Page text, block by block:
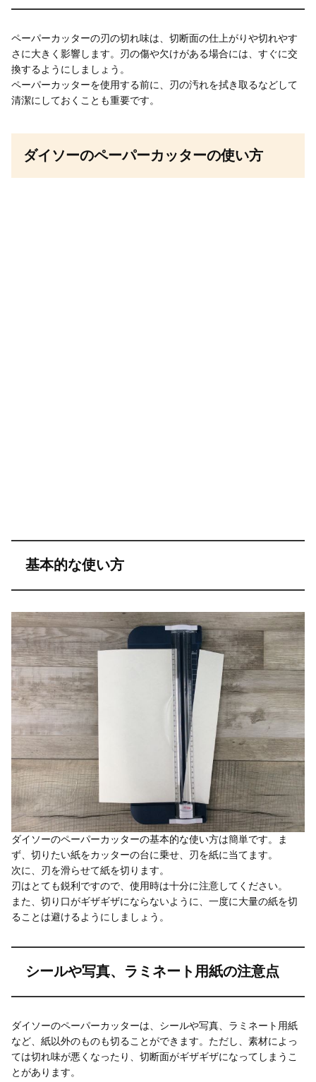
ペーパーカッターの刃の切れ味は、切断面の仕上がりや切れやす
さに大きく影響します。刃の傷や欠けがある場合には、すぐに交
換するようにしましょう。
ペーパーカッターを使用する前に、刃の汚れを拭き取るなどして
清潔にしておくことも重要です。
ダイソーのペーパーカッターの使い方
基本的な使い方
ダイソーのペーパーカッターの基本的な使い方は簡単です。ま
ず、切りたい紙をカッターの台に乗せ、刃を紙に当てます。
次に、刃を滑らせて紙を切ります。
刃はとても鋭利ですので、使用時は十分に注意してください。
また、切り口がギザギザにならないように、一度に大量の紙を切
ることは避けるようにしましょう。
シールや写真、ラミネート用紙の注意点
ダイソーのペーパーカッターは、シールや写真、ラミネート用紙
など、紙以外のものも切ることができます。ただし、素材によっ
ては切れ味が悪くなったり、切断面がギザギザになってしまうこ
とがあります。